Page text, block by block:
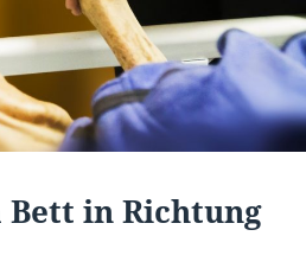
Bett in Richtung